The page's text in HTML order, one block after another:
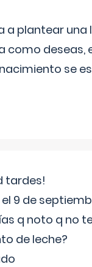
a plantear
como deseas,
se
tardes!
el 9 de
q noto q no
de leche?